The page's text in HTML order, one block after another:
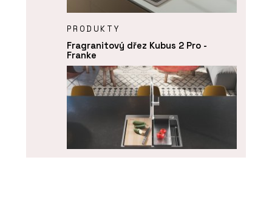
PRODUKTY
Fragranitový dřez Kubus 2 Pro -
Franke